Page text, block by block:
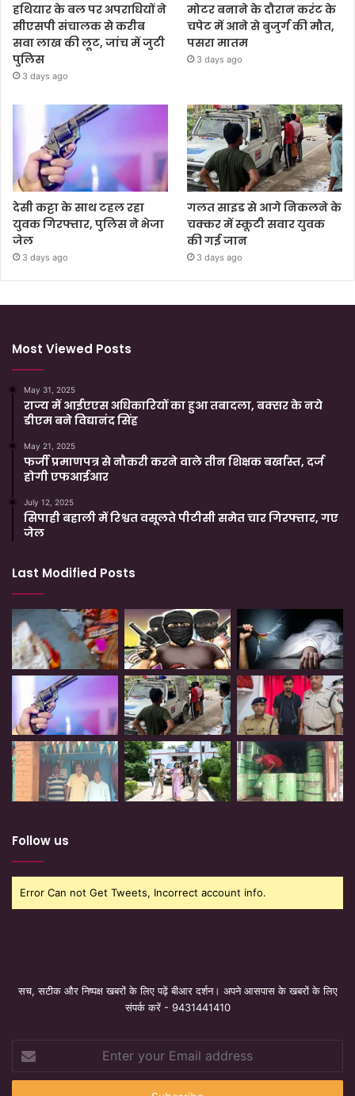
हथियार के बल पर अपराधियों ने
सीएसपी संचालक से करीब
सवा लाख की लूट, जांच में जुटी
पुलिस
3 days ago
मोटर बनाने के दौरान करंट के
चपेट में आने से बुजुर्ग की मौत,
पसरा मातम
3 days ago
देसी कट्टा के साथ टहल रहा
युवक गिरफ्तार, पुलिस ने भेजा
जेल
3 days ago
गलत साइड से आगे निकलने के
चक्कर में स्कूटी सवार युवक
की गई जान
3 days ago
Most Viewed Posts
May 31, 2025
राज्य में आईएएस अधिकारियों का हुआ तबादला, बक्सर के नये
डीएम बने विद्यानंद सिंह
May 21, 2025
फर्जी प्रमाणपत्र से नौकरी करने वाले तीन शिक्षक बर्खास्त, दर्ज
होगी एफआईआर
July 12, 2025
सिपाही बहाली में रिश्वत वसूलते पीटीसी समेत चार गिरफ्तार, गए
जेल
Last Modified Posts
Follow us
Error Can not Get Tweets, Incorrect account info.
सच, सटीक और निष्पक्ष खबरों के लिए पढ़ें बीआर दर्शन। अपने आसपास के खबरों के लिए
संपर्क करें - 9431441410
your
Email